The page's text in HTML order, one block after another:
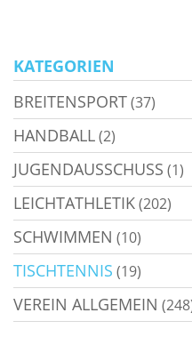
KATEGORIEN
BREITENSPORT(37)
HANDBALL(2)
JUGENDAUSSCHUSS (1)
LEICHTATHLETIK(202)
SCHWIMMEN (10)
TISCHTENNIS (19)
VEREIN ALLGEMEIN